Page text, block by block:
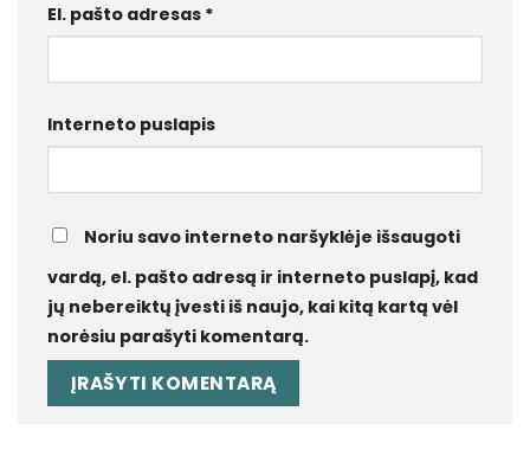
El. pašto adresas *
Interneto puslapis
Noriu savo interneto naršyklėje išsaugoti
vardą, el. pašto adresą ir interneto puslapį, kad
jų nebereiktų įvesti iš naujo, kai kitą kartą vėl
norėsiu parašyti komentarą.